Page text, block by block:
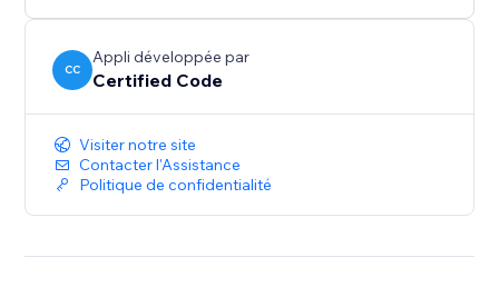
CC
Appli développée par
Certified Code
Visiter notre site
Contacter l'Assistance
Politique de confidentialité